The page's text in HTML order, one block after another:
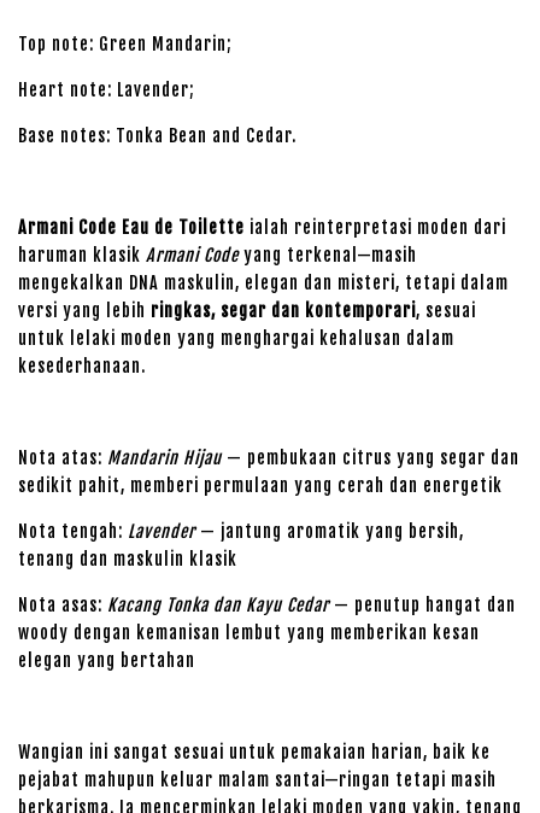
Top note: Green Mandarin;
Heart note: Lavender;
Base notes: Tonka Bean and Cedar.
Armani Code Eau de Toilette ialah reinterpretasi moden dari
haruman klasik Armani Codeyang terkenal—masih
mengekalkan DNA maskulin, elegan dan misteri, tetapi dalam
versi yang lebih ringkas, segar dan kontemporari, sesuai
untuk lelaki moden yang menghargai kehalusan dalam
kesederhanaan.
Nota atas: Mandarin Hijau— pembukaan citrus yang segar dan
sedikit pahit, memberi permulaan yang cerah dan energetik
Nota tengah: Lavender— jantung aromatik yang bersih,
tenang dan maskulin klasik
Nota asas: Kacang Tonka dan Kayu Cedar— penutup hangat dan
woody dengan kemanisan lembut yang memberikan kesan
elegan yang bertahan
Wangian ini sangat sesuai untuk pemakaian harian, baik ke
pejabat mahupun keluar malam santai—ringan tetapi masih
berkarisma. Ia mencerminkan lelaki moden yang yakin, tenang